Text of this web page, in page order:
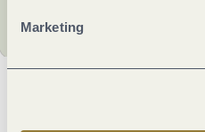
Marketing
Allgemeine